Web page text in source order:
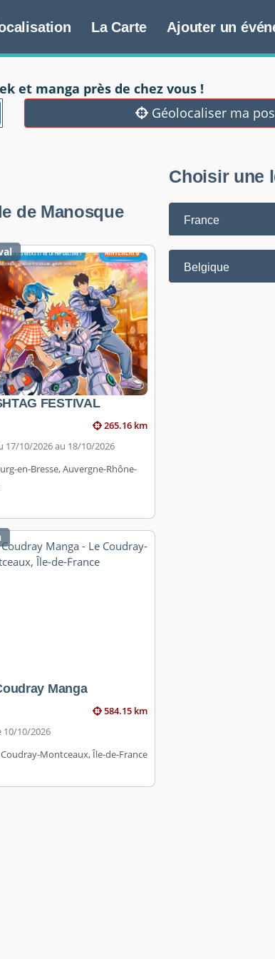
La Carte Ajouter un
et manga près de chez vous !
Géolocaliser ma
de Manosque
FESTIVAL
265.16 km
17/10/2026 au 18/10/2026
en-Bresse, Auvergne-Rhône-
Manga
584.15 km
10/10/2026
Coudray-Montceaux, Île-de-France
Choisir une
France
Belgique